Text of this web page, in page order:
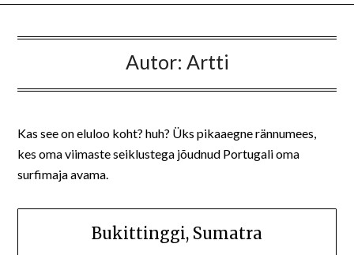
Autor: Artti
Kas see on eluloo koht? huh? Üks pikaaegne rännumees,
kes oma viimaste seiklustega jõudnud Portugali oma
surfimaja avama.
Bukittinggi, Sumatra